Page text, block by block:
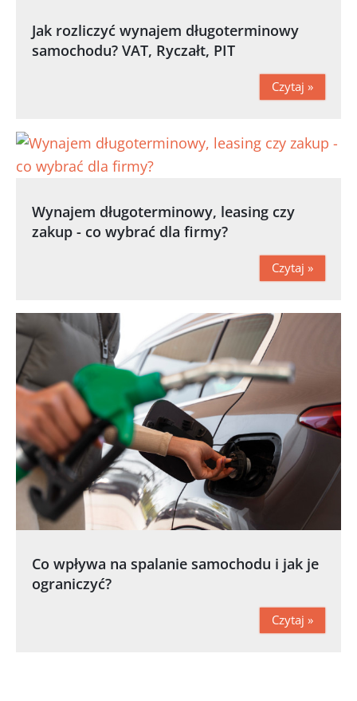
Jak rozliczyć wynajem długoterminowy
samochodu? VAT, Ryczałt, PIT
Czytaj »
Wynajem długoterminowy, leasing czy
zakup - co wybrać dla firmy?
Czytaj »
Co wpływa na spalanie samochodu i jak je
ograniczyć?
Czytaj »